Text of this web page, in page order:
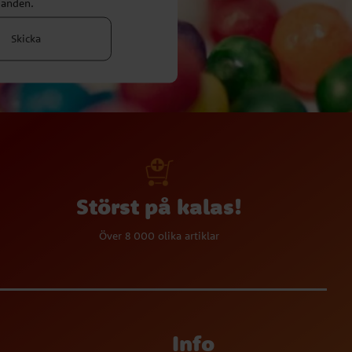
Skicka
Störst på kalas!
Över 8 000 olika artiklar
Info